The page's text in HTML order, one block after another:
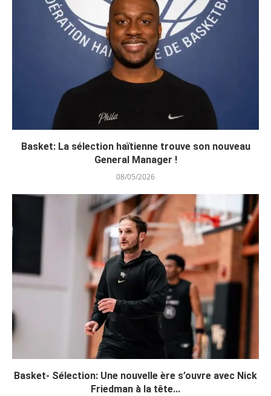
Basket: La sélection haïtienne trouve son nouveau
General Manager !
08/05/2026
Basket- Sélection: Une nouvelle ère s’ouvre avec Nick
Friedman à la tête...